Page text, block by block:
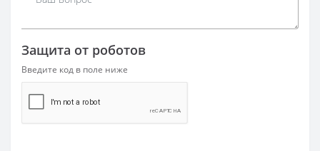
Защита от роботов
Введите код в поле ниже